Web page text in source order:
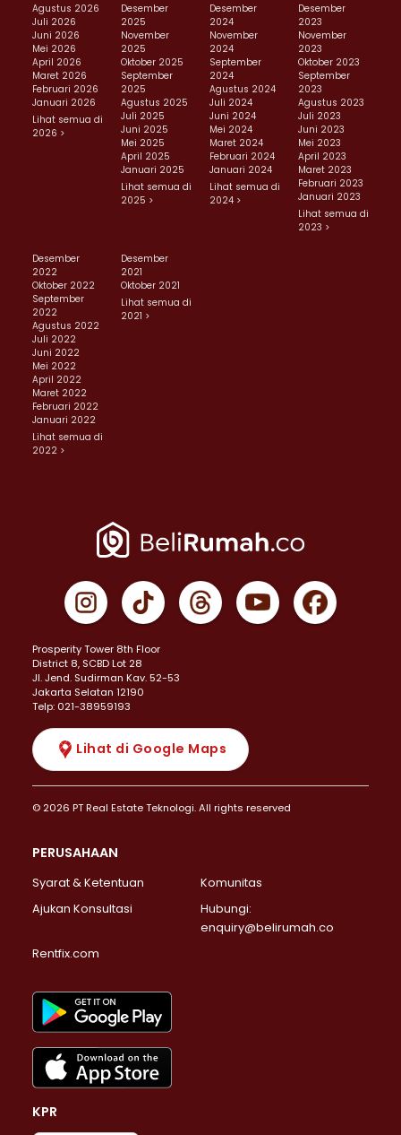
Agustus 2026
Juli 2026
Juni 2026
Mei 2026
April 2026
Maret 2026
Februari 2026
Januari 2026
Lihat semua di
2026 >
Desember
2025
November
2025
Oktober 2025
September
2025
Agustus 2025
Juli 2025
Juni 2025
Mei 2025
April 2025
Januari 2025
Lihat semua di
2025 >
Desember
2024
November
2024
September
2024
Agustus 2024
Juli 2024
Juni 2024
Mei 2024
Maret 2024
Februari 2024
Januari 2024
Lihat semua di
2024 >
Desember
2023
November
2023
Oktober 2023
September
2023
Agustus 2023
Juli 2023
Juni 2023
Mei 2023
April 2023
Maret 2023
Februari 2023
Januari 2023
Lihat semua di
2023 >
Desember
2022
Oktober 2022
September
2022
Agustus 2022
Juli 2022
Juni 2022
Mei 2022
April 2022
Maret 2022
Februari 2022
Januari 2022
Lihat semua di
2022 >
Desember
2021
Oktober 2021
Lihat semua di
2021 >
Prosperity Tower 8th Floor
District 8, SCBD Lot 28
JI. Jend. Sudirman Kav. 52-53
Jakarta Selatan 12190
Telp: 021-38959193
Lihat di Google Maps
© 2026 PT Real Estate Teknologi. All rights reserved
PERUSAHAAN
Syarat & Ketentuan
Komunitas
Ajukan Konsultasi
Hubungi:
enquiry@belirumah.co
Rentfix.com
KPR